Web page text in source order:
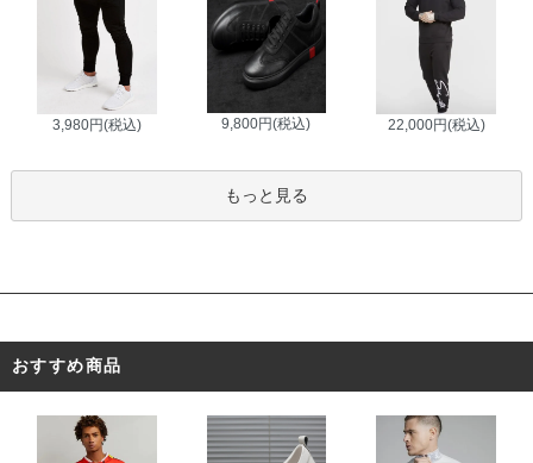
3,980円(税込) 9,800円(税込) 22,000円(税込)
もっと見る
おすすめ商品